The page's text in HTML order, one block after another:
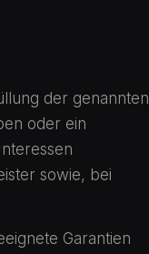
der genannten
oder ein
sowie, bei
Garantien